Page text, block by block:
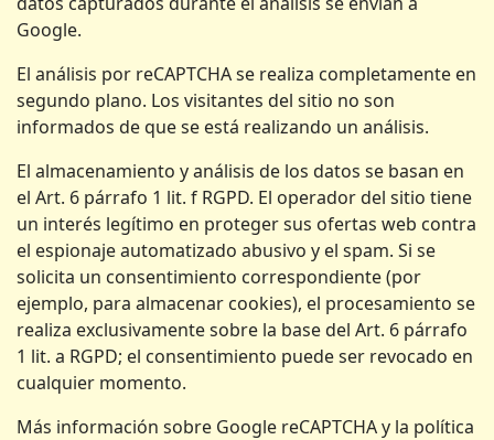
Google.
El análisis por reCAPTCHA se realiza completamente en
segundo plano. Los visitantes del sitio no son
informados de que se está realizando un análisis.
El almacenamiento y análisis de los datos se basan en
el Art. 6 párrafo 1 lit. f RGPD. El operador del sitio tiene
un interés legítimo en proteger sus ofertas web contra
el espionaje automatizado abusivo y el spam. Si se
solicita un consentimiento correspondiente (por
ejemplo, para almacenar cookies), el procesamiento se
realiza exclusivamente sobre la base del Art. 6 párrafo
1 lit. a RGPD; el consentimiento puede ser revocado en
cualquier momento.
Más información sobre Google reCAPTCHA y la política